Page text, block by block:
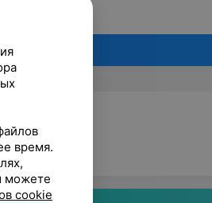
время.
можете
cookie